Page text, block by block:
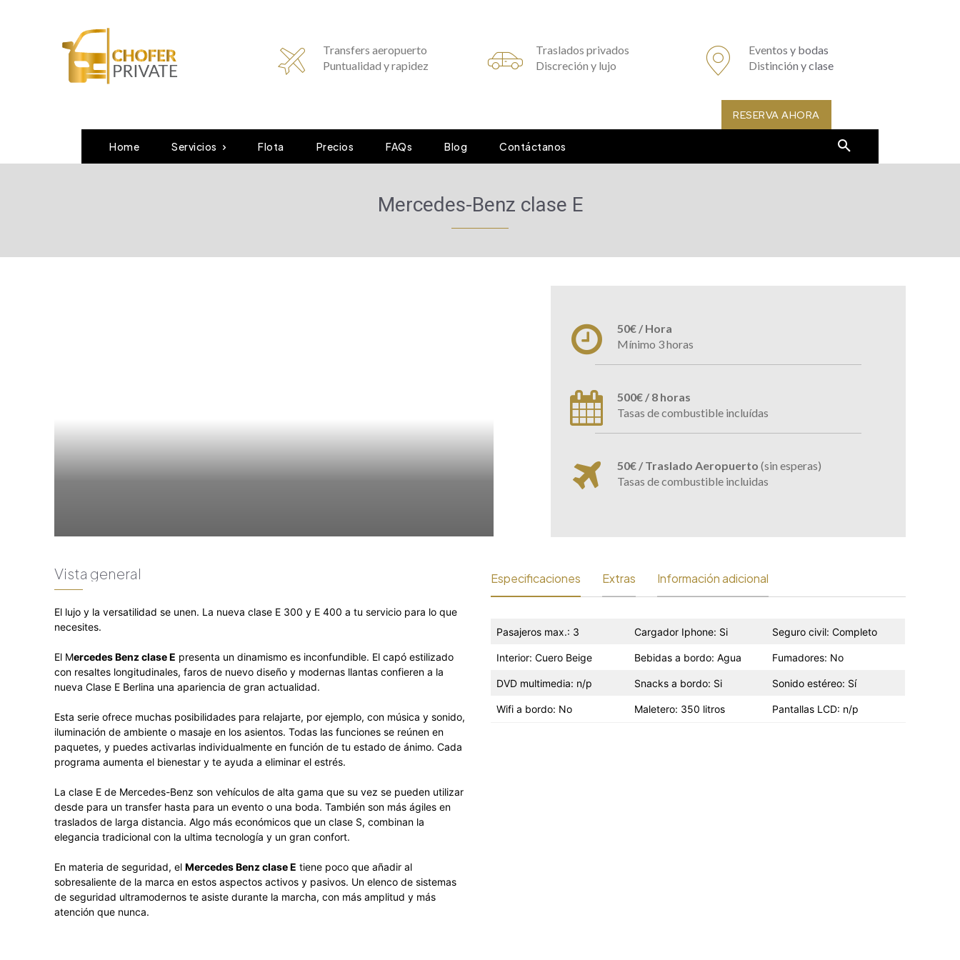
Transfers aeropuerto
Puntualidad y rapidez
Traslados privados
Discreción y lujo
Eventos y bodas
Distinción y clase
RESERVA AHORA
Home Servicios Flota Precios FAQs Blog Contáctanos
Mercedes-Benz clase E
50€ / Hora
Mínimo 3 horas
500€ / 8 horas
Tasas de combustible incluídas
50€ / Traslado Aeropuerto (sin esperas)
Tasas de combustible incluidas
Vista general
El lujo y la versatilidad se unen. La nueva clase E 300 y E 400 a tu servicio para lo que
necesites.
El Mercedes Benz clase E presenta un dinamismo es inconfundible. El capó estilizado
con resaltes longitudinales, faros de nuevo diseño y modernas llantas confieren a la
nueva Clase E Berlina una apariencia de gran actualidad.
Esta serie ofrece muchas posibilidades para relajarte, por ejemplo, con música y sonido,
iluminación de ambiente o masaje en los asientos. Todas las funciones se reúnen en
paquetes, y puedes activarlas individualmente en función de tu estado de ánimo. Cada
programa aumenta el bienestar y te ayuda a eliminar el estrés.
La clase E de Mercedes-Benz son vehículos de alta gama que su vez se pueden utilizar
desde para un transfer hasta para un evento o una boda. También son más ágiles en
traslados de larga distancia. Algo más económicos que un clase S, combinan la
elegancia tradicional con la ultima tecnología y un gran confort.
En materia de seguridad, el Mercedes Benz clase E tiene poco que añadir al
sobresaliente de la marca en estos aspectos activos y pasivos. Un elenco de sistemas
de seguridad ultramodernos te asiste durante la marcha, con más amplitud y más
atención que nunca.
Especificaciones Extras Información adicional
Pasajeros max.: 3 Cargador Iphone: Si Seguro civil: Completo
Interior: Cuero Beige Bebidas a bordo: Agua Fumadores: No
DVD multimedia: n/p Snacks a bordo: Si Sonido estéreo: Sí
Wifi a bordo: No Maletero: 350 litros Pantallas LCD: n/p